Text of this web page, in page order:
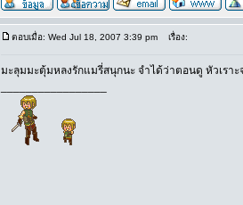
ตอบเมื่อ: Wed Jul 18, 2007 3:39 pm เรื่อง:
มะลุมมะตุ้มหลงรักแมรี่สนุกนะ จำได้ว่าตอนดู หัวเรา